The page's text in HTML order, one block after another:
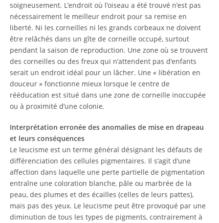
soigneusement. L’endroit où l’oiseau a été trouvé n’est pas
nécessairement le meilleur endroit pour sa remise en
liberté. Ni les corneilles ni les grands corbeaux ne doivent
être relâchés dans un gîte de corneille occupé, surtout
pendant la saison de reproduction. Une zone où se trouvent
des corneilles ou des freux qui n’attendent pas d’enfants
serait un endroit idéal pour un lâcher. Une « libération en
douceur » fonctionne mieux lorsque le centre de
rééducation est situé dans une zone de corneille inoccupée
ou à proximité d’une colonie.
Interprétation erronée des anomalies de mise en drapeau
et leurs conséquences
Le leucisme est un terme général désignant les défauts de
différenciation des cellules pigmentaires. Il s’agit d’une
affection dans laquelle une perte partielle de pigmentation
entraîne une coloration blanche, pâle ou marbrée de la
peau, des plumes et des écailles (celles de leurs pattes),
mais pas des yeux. Le leucisme peut être provoqué par une
diminution de tous les types de pigments, contrairement à